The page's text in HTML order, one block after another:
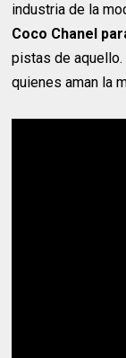
industria de la
Coco Chanel
pistas de
quienes aman la